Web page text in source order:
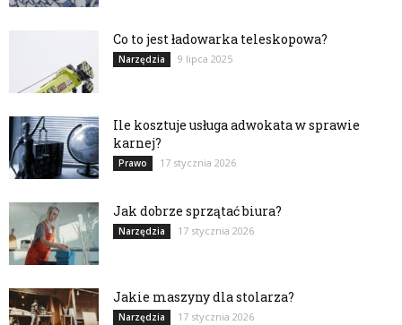
Co to jest ładowarka teleskopowa?
Narzędzia 9 lipca 2025
Ile kosztuje usługa adwokata w sprawie
karnej?
Prawo 17 stycznia 2026
Jak dobrze sprzątać biura?
Narzędzia 17 stycznia 2026
Jakie maszyny dla stolarza?
Narzędzia 17 stycznia 2026